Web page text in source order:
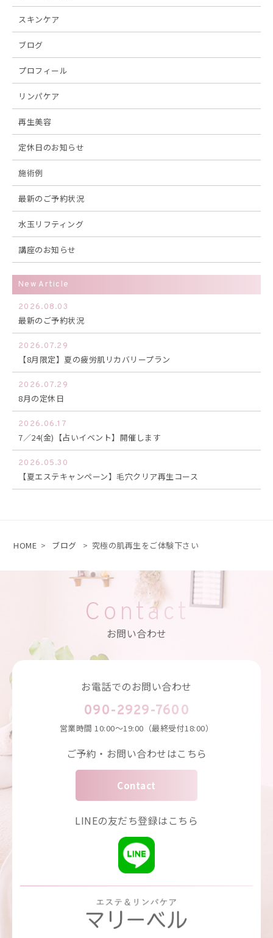
スキンケア
ブログ
プロフィール
リンパケア
再生美容
定休日のお知らせ
施術例
最新のご予約状況
水玉リフティング
講座のお知らせ
New Article
2026.08.03
最新のご予約状況
2026.07.29
【8月限定】夏の疲労肌リカバリープラン
2026.07.29
8月の定休日
2026.06.17
7／24(金)【占いイベント】開催します
2026.05.30
【夏エステキャンペーン】毛穴クリア再生コース
HOME > ブログ > 究極の肌再生をご体験下さい
Contact
お問い合わせ
お電話でのお問い合わせ
090-2929-7600
営業時間 10:00～19:00（最終受付18:00）
ご予約・お問い合わせはこちら
Contact
LINEの友だち登録はこちら